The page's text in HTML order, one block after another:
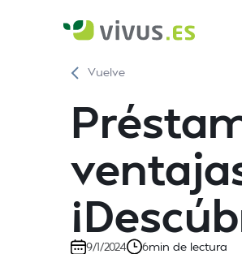
Vuelve
9/1/2024 6min de lectura